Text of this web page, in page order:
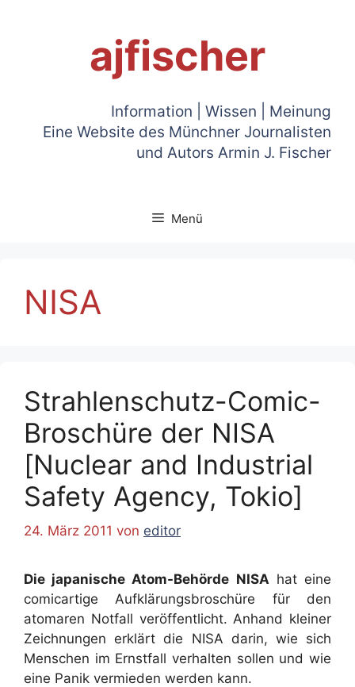
ajfischer
Information | Wissen | Meinung
Eine Website des Münchner Journalisten
und Autors Armin J. Fischer
Menü
NISA
Strahlenschutz-Comic-
Broschüre der NISA
[Nuclear and Industrial
Safety Agency, Tokio]
24. März 2011 von editor
Die japanische Atom-Behörde NISAhat eine
comicartige Aufklärungsbroschüre für den
atomaren Notfall veröffentlicht. Anhand kleiner
Zeichnungen erklärt die NISA darin, wie sich
Menschen im Ernstfall verhalten sollen und wie
eine Panik vermieden werden kann.